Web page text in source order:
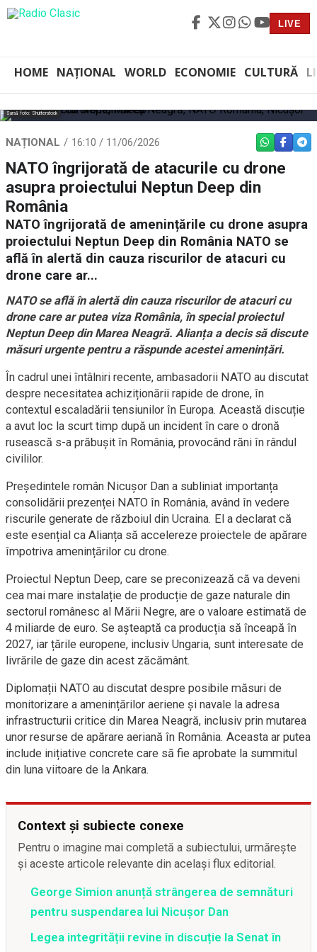
LIVE
HOME NAȚIONAL WORLD ECONOMIE CULTURĂ
Sursă foto: Shutterstock
NAȚIONAL 16:10 / 11/06/2026 WHATSAPP
NATO îngrijorată de atacurile cu drone
asupra proiectului Neptun Deep din
România
NATO îngrijorată de amenințările cu drone asupra
proiectului Neptun Deep din România NATO se
află în alertă din cauza riscurilor de atacuri cu
drone care ar...
NATO se află în alertă din cauza riscurilor de atacuri cu
drone care ar putea viza România, în special proiectul
Neptun Deep din Marea Neagră. Alianța a decis să discute
măsuri urgente pentru a răspunde acestei amenințări.
În cadrul unei întâlniri recente, ambasadorii NATO au discutat
despre necesitatea achiziționării rapide de drone, în
contextul escaladării tensiunilor în Europa. Această discuție
a avut loc la scurt timp după un incident în care o dronă
rusească s-a prăbușit în România, provocând răni în rândul
civililor.
Președintele român Nicușor Dan a subliniat importanța
consolidării prezenței NATO în România, având în vedere
riscurile generate de războiul din Ucraina. El a declarat că
este esențial ca Alianța să accelereze proiectele de apărare
împotriva amenințărilor cu drone.
Proiectul Neptun Deep, care se preconizează că va deveni
cea mai mare instalație de producție de gaze naturale din
sectorul românesc al Mării Negre, are o valoare estimată de
4 miliarde de euro. Se așteaptă ca producția să înceapă în
2027, iar țările europene, inclusiv Ungaria, sunt interesate de
livrările de gaze din acest zăcământ.
Diplomații NATO au discutat despre posibile măsuri de
monitorizare a amenințărilor aeriene și navale la adresa
infrastructurii critice din Marea Neagră, inclusiv prin mutarea
unor resurse de apărare aeriană în România. Aceasta ar putea
include inițiative concrete care să fie aprobate la summitul
din luna viitoare de la Ankara.
Context și subiecte conexe
Pentru o imagine mai completă a subiectului, urmărește
și aceste articole relevante din același flux editorial.
George Simion anunță strângerea de semnături
pentru suspendarea lui Nicușor Dan
Legea integrității revine în discuție la Senat în